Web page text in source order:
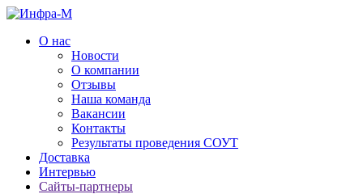
О нас
Новости
О компании
Отзывы
Наша команда
Вакансии
Контакты
Результаты проведения СОУТ
Доставка
Интервью
Сайты-партнеры